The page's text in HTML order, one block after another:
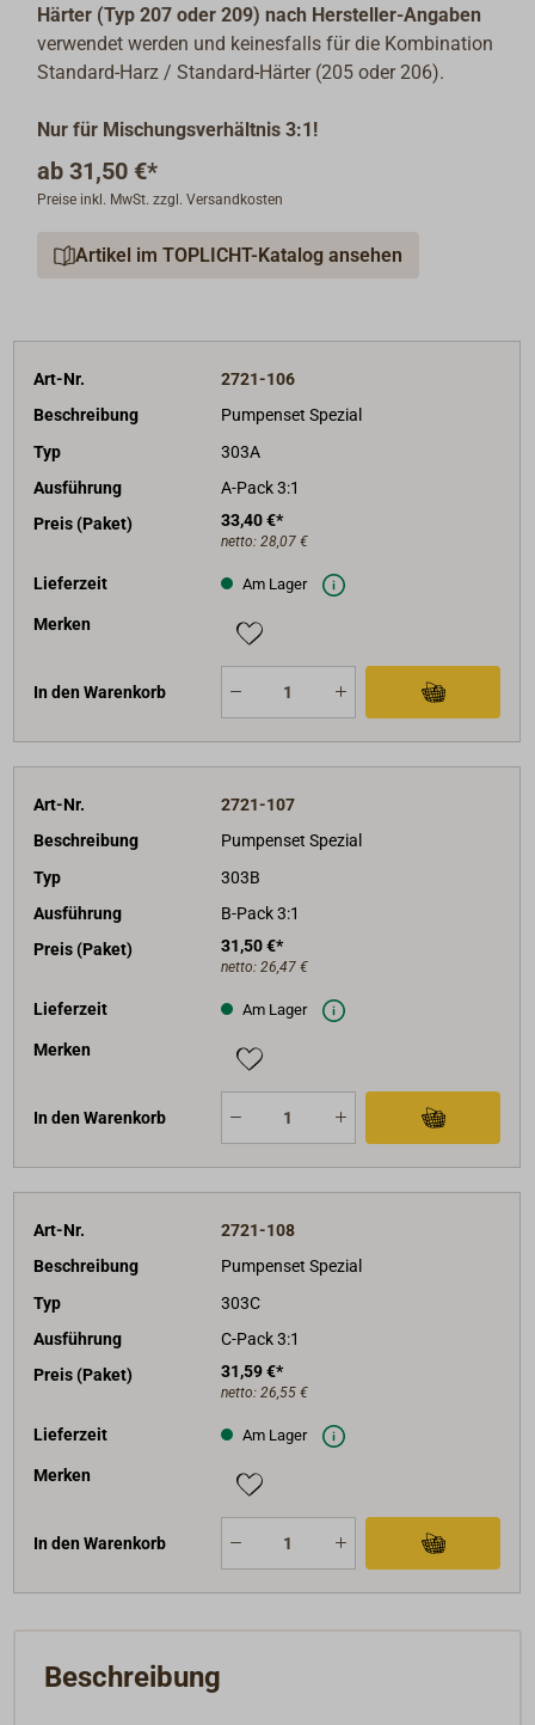
Härter (Typ 207 oder 209) nach Hersteller-Angaben
verwendet werden und keinesfalls für die Kombination
Standard-Harz / Standard-Härter (205 oder 206).
Nur für Mischungsverhältnis 3:1!
ab 31,50 €*
Preise inkl. MwSt. zzgl. Versandkosten
Artikel im TOPLICHT-Katalog ansehen
Art-Nr.
2721-106
Beschreibung
Pumpenset Spezial
Typ
303A
Ausführung
A-Pack 3:1
Preis (Paket)
33,40 €*
netto: 28,07 €
Lieferzeit Am Lager
Merken
In den Warenkorb
Art-Nr.
2721-107
Beschreibung
Pumpenset Spezial
Typ
303B
Ausführung
B-Pack 3:1
Preis (Paket)
31,50 €*
netto: 26,47 €
Lieferzeit Am Lager
Merken
In den Warenkorb
Art-Nr.
2721-108
Beschreibung
Pumpenset Spezial
Typ
303C
Ausführung
C-Pack 3:1
Preis (Paket)
31,59 €*
netto: 26,55 €
Lieferzeit Am Lager
Merken
In den Warenkorb
Beschreibung